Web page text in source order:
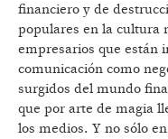
financiero y de
populares en la cultura
empresarios que están
comunicación como
surgidos del mundo
que por arte de magia
los medios. Y no sólo